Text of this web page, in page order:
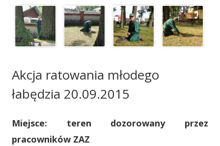
Akcja ratowania młodego
łabędzia 20.09.2015
Miejsce: teren dozorowany przez
pracowników ZAZ